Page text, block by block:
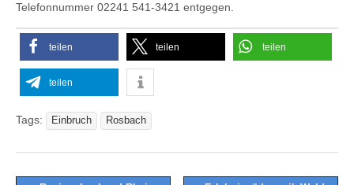
Telefonnummer 02241 541-3421 entgegen.
teilen teilen teilen
teilen
Tags: Einbruch Rosbach